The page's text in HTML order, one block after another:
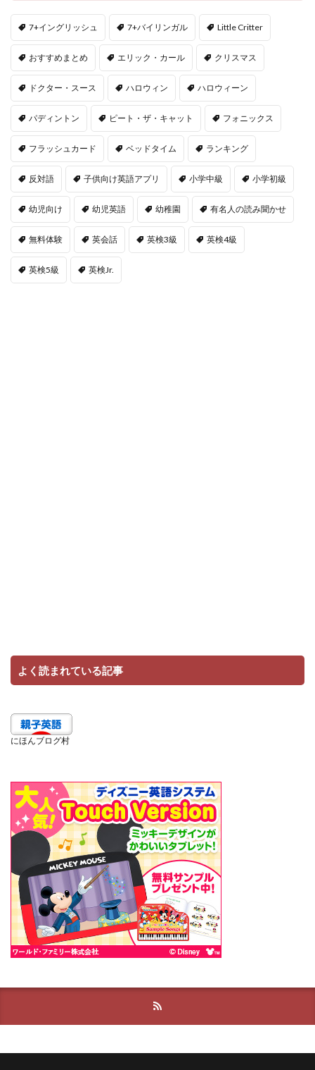
7+イングリッシュ 7+バイリンガル Little Critter
おすすめまとめ エリック・カール クリスマス
ドクター・スース ハロウィン ハロウィーン
パディントン ピート・ザ・キャット フォニックス
フラッシュカード ベッドタイム ランキング
反対語 子供向け英語アプリ 小学中級 小学初級
幼児向け 幼児英語 幼稚園 有名人の読み聞かせ
無料体験 英会話 英検3級 英検4級
英検5級 英検Jr.
よく読まれている記事
にほんブログ村